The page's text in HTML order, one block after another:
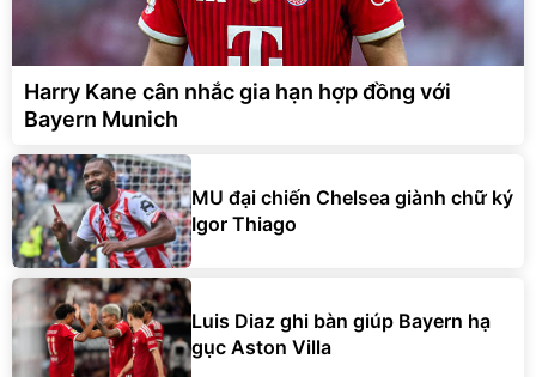
Harry Kane cân nhắc gia hạn hợp đồng với
Bayern Munich
MU đại chiến Chelsea giành chữ ký
Igor Thiago
Luis Diaz ghi bàn giúp Bayern hạ
gục Aston Villa